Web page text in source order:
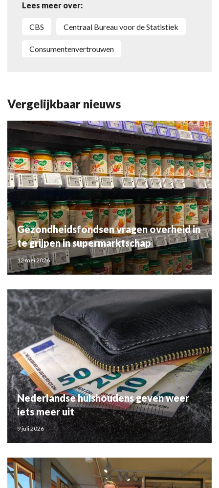
Lees meer over:
CBS Centraal Bureau voor de Statistiek
consumentenvertrouwen
Vergelijkbaar nieuws
Gezondheidsfondsen vragen overheid in
te grijpen in supermarktschap
12 mei 2026
Nederlandse huishoudens geven weer
iets meer uit
9 juli 2026